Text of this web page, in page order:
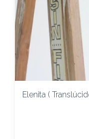
Elenita (